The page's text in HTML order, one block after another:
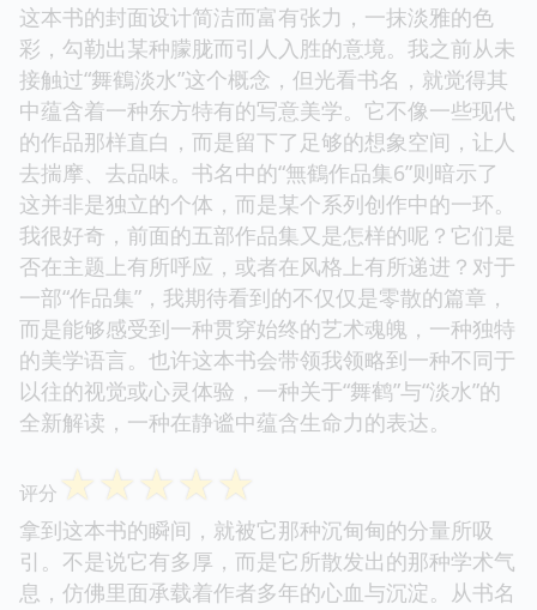
这本书的封面设计简洁而富有张力，一抹淡雅的色
彩，勾勒出某种朦胧而引人入胜的意境。我之前从未
接触过“舞鶴淡水”这个概念，但光看书名，就觉得其
中蕴含着一种东方特有的写意美学。它不像一些现代
的作品那样直白，而是留下了足够的想象空间，让人
去揣摩、去品味。书名中的“無鶴作品集6”则暗示了
这并非是独立的个体，而是某个系列创作中的一环。
我很好奇，前面的五部作品集又是怎样的呢？它们是
否在主题上有所呼应，或者在风格上有所递进？对于
一部“作品集”，我期待看到的不仅仅是零散的篇章，
而是能够感受到一种贯穿始终的艺术魂魄，一种独特
的美学语言。也许这本书会带领我领略到一种不同于
以往的视觉或心灵体验，一种关于“舞鹤”与“淡水”的
全新解读，一种在静谧中蕴含生命力的表达。
评分 ☆☆☆☆☆
拿到这本书的瞬间，就被它那种沉甸甸的分量所吸
引。不是说它有多厚，而是它所散发出的那种学术气
息，仿佛里面承载着作者多年的心血与沉淀。从书名